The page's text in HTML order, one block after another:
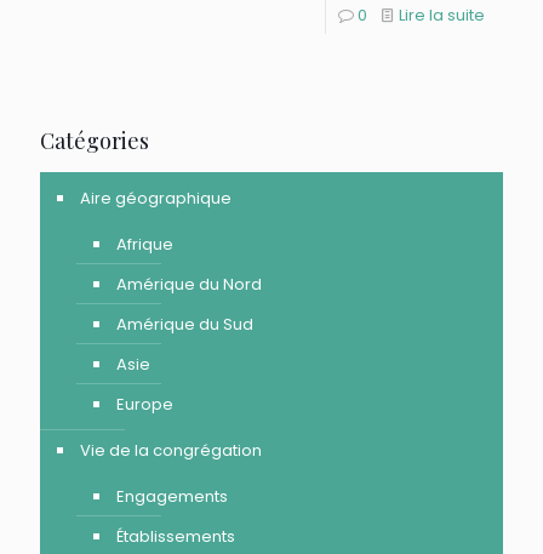
0 Lire la suite
Catégories
Aire géographique
Afrique
Amérique du Nord
Amérique du Sud
Asie
Europe
Vie de la congrégation
Engagements
Établissements